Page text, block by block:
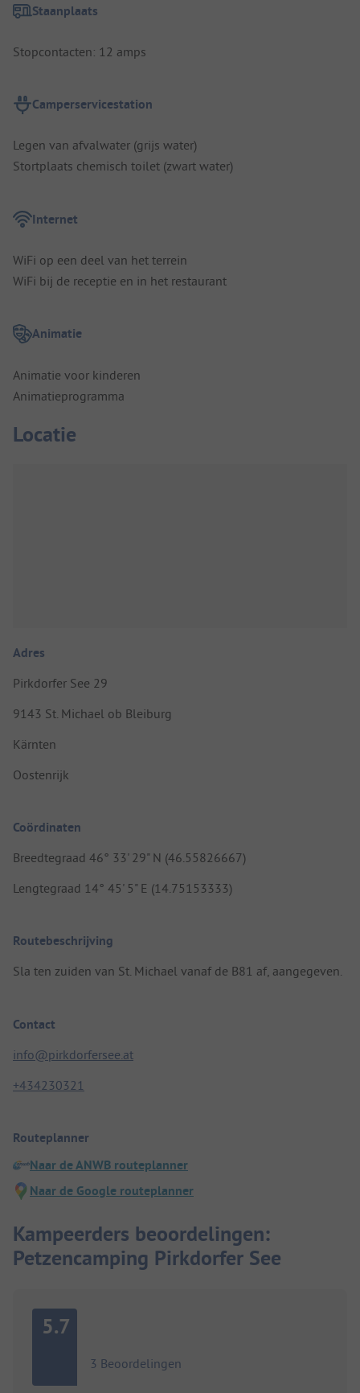
Staanplaats
Stopcontacten: 12 amps
Camperservicestation
Legen van afvalwater (grijs water)
Stortplaats chemisch toilet (zwart water)
Internet
WiFi op een deel van het terrein
WiFi bij de receptie en in het restaurant
Animatie
Animatie voor kinderen
Animatieprogramma
Locatie
Adres
Pirkdorfer See 29
9143 St. Michael ob Bleiburg
Kärnten
Oostenrijk
Coördinaten
Breedtegraad 46° 33' 29" N (46.55826667)
Lengtegraad 14° 45' 5" E (14.75153333)
Routebeschrijving
Sla ten zuiden van St. Michael vanaf de B81 af, aangegeven.
Contact
info@pirkdorfersee.at
+434230321
Routeplanner
Naar de ANWB routeplanner
Naar de Google routeplanner
Kampeerders beoordelingen:
Petzencamping Pirkdorfer See
5.7
3 Beoordelingen